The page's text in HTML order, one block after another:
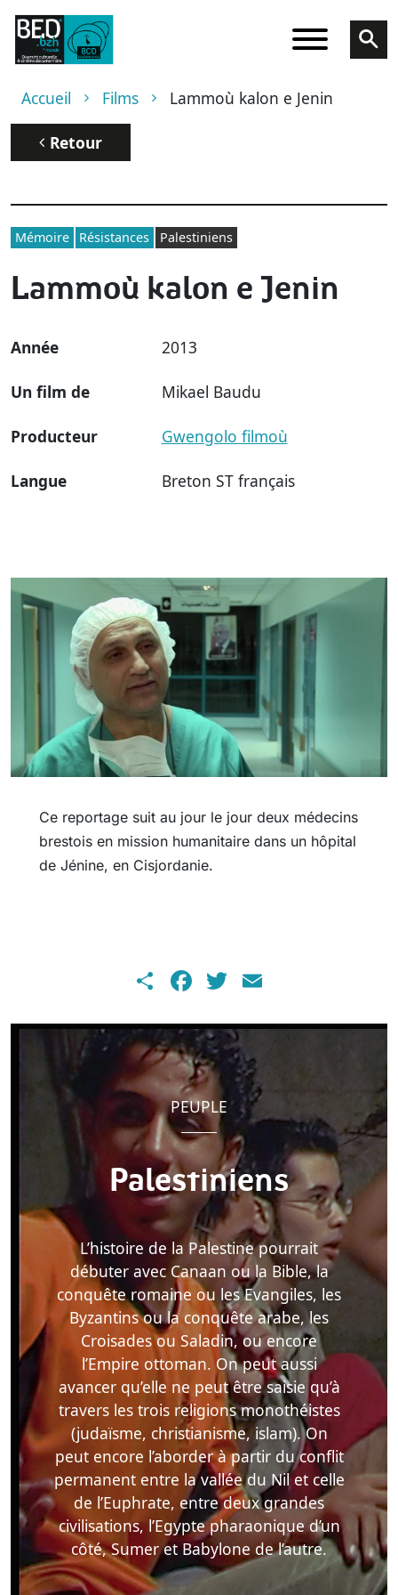
Aller au contenu principal
Fil d'Ariane
Accueil Films Lammoù kalon e Jenin
Retour
Mémoire Résistances Palestiniens
Lammoù kalon e Jenin
Année 2013
Un film de Mikael Baudu
Producteur Gwengolo filmoù
Langue Breton ST français
Ce reportage suit au jour le jour deux médecins
brestois en mission humanitaire dans un hôpital
de Jénine, en Cisjordanie.
ShareFacebook
Twitter
PEUPLE
Palestiniens
L’histoire de la Palestine pourrait
débuter avec Canaan ou la Bible, la
conquête romaine ou les Evangiles, les
Byzantins ou la conquête arabe, les
Croisades ou Saladin, ou encore
l’Empire ottoman. On peut aussi
avancer qu’elle ne peut être saisie qu’à
travers les trois religions monothéistes
(judaïsme, christianisme, islam). On
peut encore l’aborder à partir du conflit
permanent entre la vallée du Nil et celle
de l’Euphrate, entre deux grandes
civilisations, l’Egypte pharaonique d’un
côté, Sumer et Babylone de l’autre.